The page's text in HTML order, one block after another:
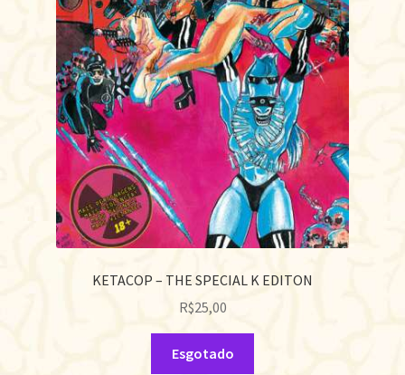
KETACOP – THE SPECIAL K EDITON
R$25,00
Esgotado